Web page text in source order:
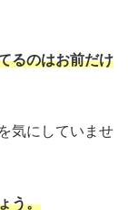
るのはお前だけ
気にしていませ
う。